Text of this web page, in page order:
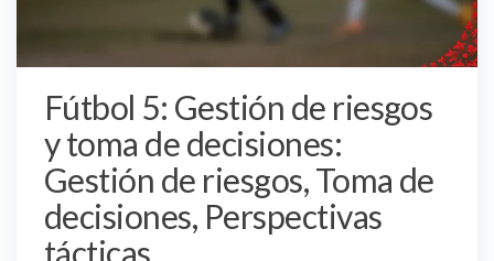
Fútbol 5: Gestión de riesgos
y toma de decisiones:
Gestión de riesgos, Toma de
decisiones, Perspectivas
tácticas